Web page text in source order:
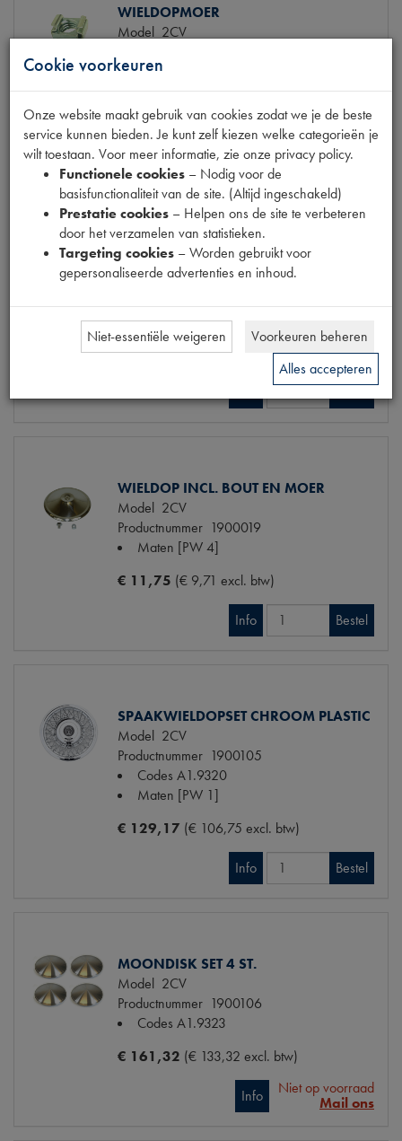
WIELDOPMOER
Model 2CV
OE Citroën
Codes224 | 38110 | ZC9615863U
Maten[PW 5]
€ 2,57(€ 2,12 excl. btw)
Info Bestel
WIELMOERDOP - PLASTIC ZWART
Productnummer1900013
€ 1,60(€ 1,32 excl. btw)
Bestel
WIELDOP INCL. BOUT EN MOER
Model 2CV
Productnummer 1900019
Maten [PW 4]
€ 11,75 (€ 9,71 excl. btw)
Info Bestel
SPAAKWIELDOPSET CHROOM PLASTIC
Model 2CV
Productnummer 1900105
Codes A1.9320
Maten [PW 1]
€ 129,17 (€ 106,75 excl. btw)
Info Bestel
MOONDISK SET 4 ST.
Model 2CV
Productnummer 1900106
Codes A1.9323
€ 161,32 (€ 133,32 excl. btw)
Info
Niet op voorraad
Mail ons
Cookie voorkeuren
Onze website maakt gebruik van cookies zodat we je de beste
service kunnen bieden. Je kunt zelf kiezen welke categorieën je
wilt toestaan. Voor meer informatie, zie onze privacy policy.
Functionele cookies – Nodig voor de
basisfunctionaliteit van de site. (Altijd ingeschakeld)
Prestatie cookies – Helpen ons de site te verbeteren
door het verzamelen van statistieken.
Targeting cookies – Worden gebruikt voor
gepersonaliseerde advertenties en inhoud.
Niet-essentiële weigeren
Voorkeuren beheren
Alles accepteren